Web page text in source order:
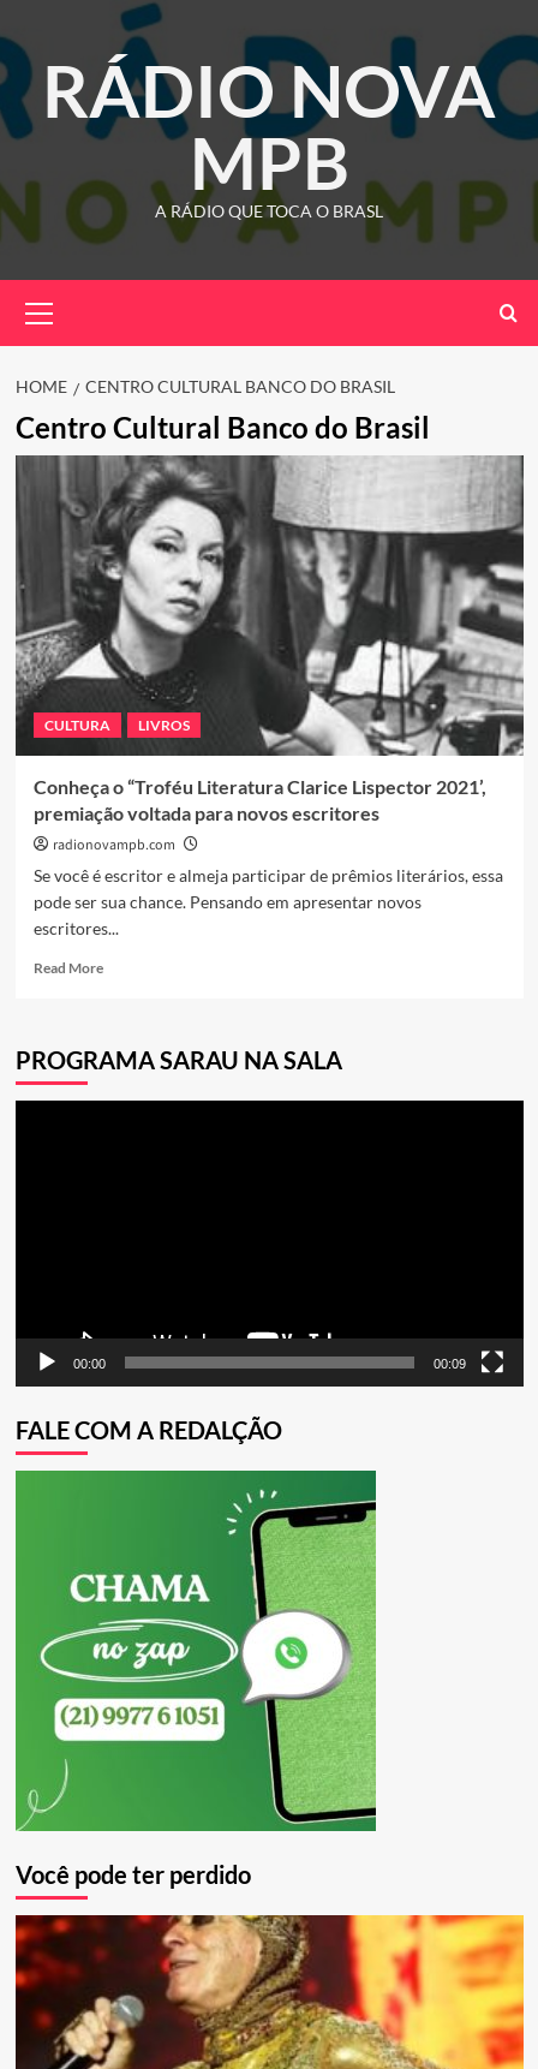
to
contentRÁDIO NOVA
MPB
A RÁDIO QUE TOCA O BRASL
Menu
HOME CENTRO CULTURAL BANCO DO BRASIL
Centro Cultural Banco do Brasil
CULTURA LIVROS
Conheça o “Troféu Literatura Clarice Lispector 2021’,
premiação voltada para novos escritores
radionovampb.com
Se você é escritor e almeja participar de prêmios literários, essa
pode ser sua chance. Pensando em apresentar novos
escritores...
Read MoreRead
o
Literatura
PROGRAMA SARAU NA SALA
00:00 00:09
FALE COM A REDALÇÃO
Você pode ter perdido